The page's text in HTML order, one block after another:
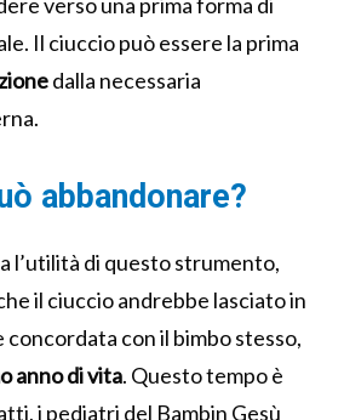
Il ciuccio può essere la prima
dalla necessaria
abbandonare?
l’utilità di questo strumento,
il ciuccio andrebbe lasciato in
concordata con il bimbo stesso,
anno di vita. Questo tempo è
i pediatri del Bambin Gesù